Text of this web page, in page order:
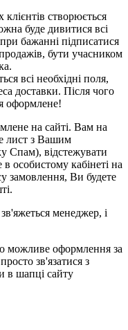
клієнтів створюється
буде дивитися всі
бажанні підписатися
бути учасником
всі необхідні поля,
доставки. Після чого
оформлене!
на сайті. Вам на
лист з Вашим
Спам), відстежувати
особистому кабінеті на
замовлення, Ви будете
менеджер, і
можливе оформлення за
зв'язатися з
в шапці сайту